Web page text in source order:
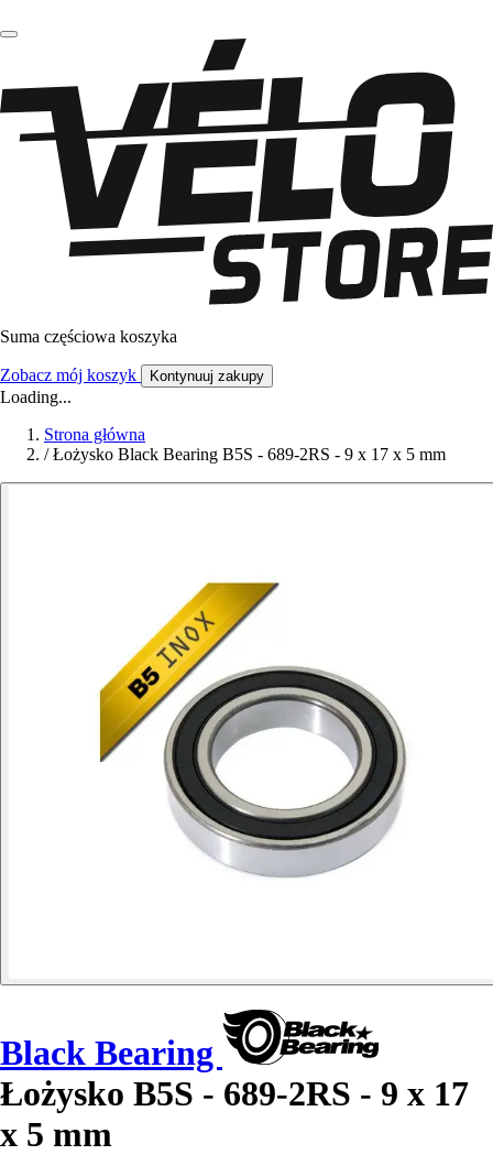
Suma częściowa koszyka
Zobacz mój koszyk Kontynuuj zakupy
Loading...
Strona główna
/ Łożysko Black Bearing B5S - 689-2RS - 9 x 17 x 5 mm
Black Bearing
Łożysko B5S - 689-2RS - 9 x 17
x 5 mm